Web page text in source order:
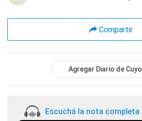
Compartir
Agregar Diario de
Escuchá la nota completa